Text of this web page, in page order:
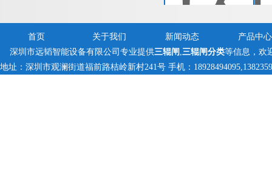
首页 关于我们 新闻动态
产品中心
深圳市远韬智能设备有限公司专业提供三辊闸 ,三辊闸分类等信息，欢
地址：深圳市观澜街道福前路桔岭新村241号 手机：